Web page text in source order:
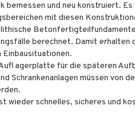
bemessen und neu konstruiert.
mit diesen
berechnet. Damit erhalten
Einbausituationen.
agerplatte für die späteren
Schrankenanlagen müssen von
wieder schnelles, sicheres und